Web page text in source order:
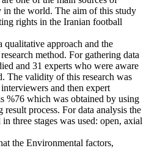
the world. The aim of this study
rights in the Iranian football
qualitative approach and the
method. For gathering data
and 31 experts who were aware
The validity of this research was
and then expert
%76 which was obtained by using
process. For data analysis the
three stages was used: open, axial
the Environmental factors,